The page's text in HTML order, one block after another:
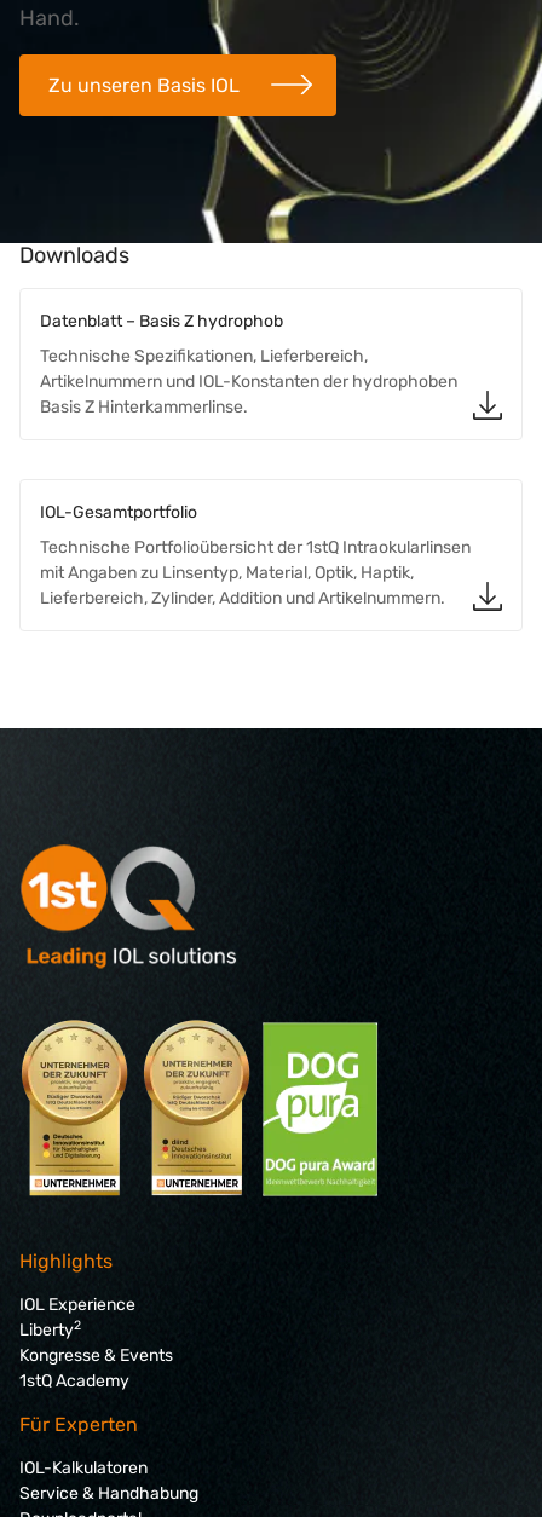
Hand.
Zu unseren Basis IOL
Downloads
Datenblatt – Basis Z hydrophob
Technische Spezifikationen, Lieferbereich,
Artikelnummern und IOL-Konstanten der hydrophoben
Basis Z Hinterkammerlinse.
IOL-Gesamtportfolio
Technische Portfolioübersicht der 1stQ Intraokularlinsen
mit Angaben zu Linsentyp, Material, Optik, Haptik,
Lieferbereich, Zylinder, Addition und Artikelnummern.
Highlights
IOL Experience
Liberty2
Kongresse & Events
1stQ Academy
Für Experten
IOL-Kalkulatoren
Service & Handhabung